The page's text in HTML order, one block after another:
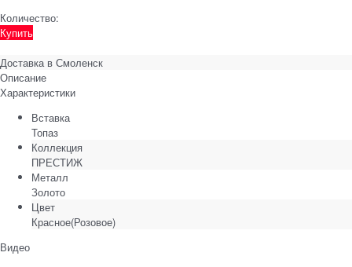
Количество:
Купить
Доставка в Смоленск
Описание
Характеристики
Вставка
Топаз
Коллекция
ПРЕСТИЖ
Металл
Золото
Цвет
Красное(Розовое)
Видео